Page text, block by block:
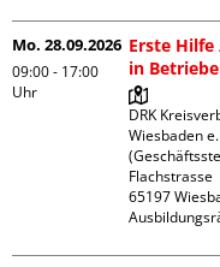
Mo. 28.09.2026
09:00 - 17:00
Uhr
Erste
in
DRK
Wiesbaden
Flachstrasse
65197